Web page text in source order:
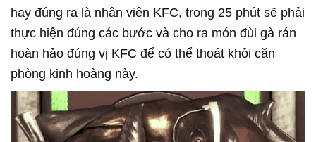
hay đúng ra là nhân viên KFC, trong 25 phút sẽ phải
thực hiện đúng các bước và cho ra món đùi gà rán
hoàn hảo đúng vị KFC để có thể thoát khỏi căn
phòng kinh hoàng này.